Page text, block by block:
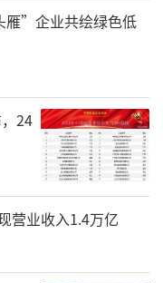
”企业共绘绿色低
24
营业收入1.4万亿